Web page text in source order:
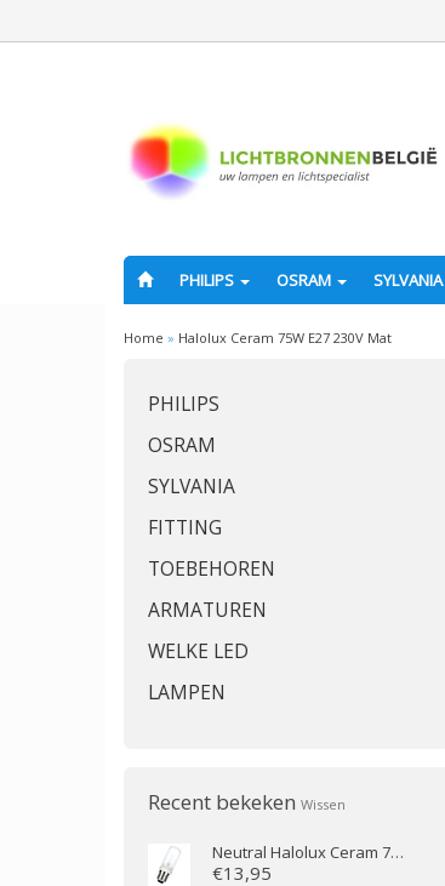
PHILIPS OSRAM SYLVANIA
Home » Halolux Ceram 75W E27 230V Mat
PHILIPS
OSRAM
SYLVANIA
FITTING
TOEBEHOREN
ARMATUREN
WELKE LED
LAMPEN
Recent bekeken Wissen
Neutral Halolux Ceram 75W E27 230V Mat
€13,95